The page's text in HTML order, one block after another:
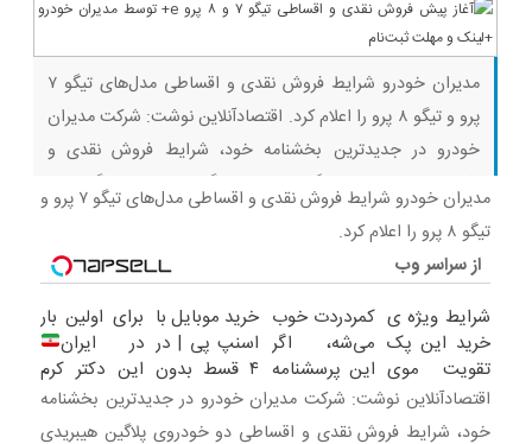
مدیران خودرو شرایط فروش نقدی و اقساطی مدل‌های تیگو ۷
پرو و تیگو ۸ پرو را اعلام کرد. اقتصادآنلاین نوشت: شرکت مدیران
خودرو در جدیدترین بخشنامه خود، شرایط فروش نقدی و
e+ را اعلام کرد. این دو محصول که از پرفروش‌ترین خودروهای
مدیران خودرو شرایط فروش نقدی و اقساطی مدل‌های تیگو ۷ پرو و
تیگو ۸ پرو را اعلام کرد.
از سراسر وب
شرایط ویژه ی
خرید این پک
تقویت موی
آلمانی رو از
دست نده
کمردردت خوب
می‌شه، اگر
این پرسشنامه
رو پر کنی!!
خرید موبایل با
اسنپ پی | در
۴ قسط بدون
سود و کارمزد!
برای اولین بار
در ایران
این دکتر کرم
ترمیم کننده
23 روزه
اقتصادآنلاین نوشت: شرکت مدیران خودرو در جدیدترین بخشنامه
خود، شرایط فروش نقدی و اقساطی دو خودروی پلاگین هیبریدی